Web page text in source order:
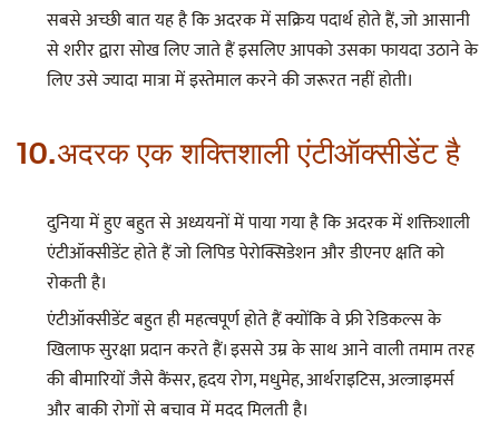
सबसे अच्छी बात यह है कि अदरक में सक्रिय पदार्थ होते हैं, जो आसानी
से शरीर द्वारा सोख लिए जाते हैं इसलिए आपको उसका फायदा उठाने के
लिए उसे ज्यादा मात्रा में इस्तेमाल करने की जरूरत नहीं होती।
10.अदरक एक शक्तिशाली एंटीऑक्सीडेंट है
दुनिया में हुए बहुत से अध्ययनों में पाया गया है कि अदरक में शक्तिशाली
एंटीऑक्सीडेंट होते हैं जो लिपिड पेरोक्सिडेशन और डीएनए क्षति को
रोकती है।
एंटीऑक्सीडेंट बहुत ही महत्वपूर्ण होते हैं क्योंकि वे फ्री रेडिकल्स के
खिलाफ सुरक्षा प्रदान करते हैं। इससे उम्र के साथ आने वाली तमाम तरह
की बीमारियों जैसे कैंसर, हृदय रोग, मधुमेह, आर्थराइटिस, अल्जाइमर्स
और बाकी रोगों से बचाव में मदद मिलती है।